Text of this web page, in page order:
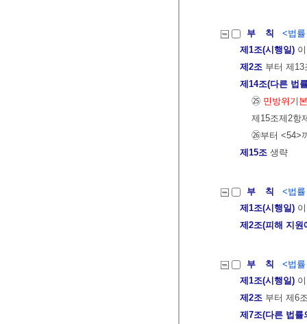
부 칙
<법
제1조(시행일)
제2조 부터 제
제14조(다른 법
㉕ 민방위기
제15조제2항
㉖부터 <54>
제15조 생략
부 칙
<법
제1조(시행일)
제2조(피해 지원
부 칙
<법
제1조(시행일)
제2조 부터 제6
제7조(다른 법률